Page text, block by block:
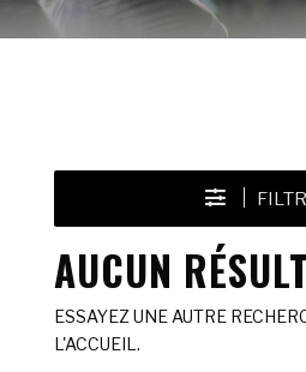
AUCUN
ESSAYEZ UNE AUTRE
L'ACCUEIL.